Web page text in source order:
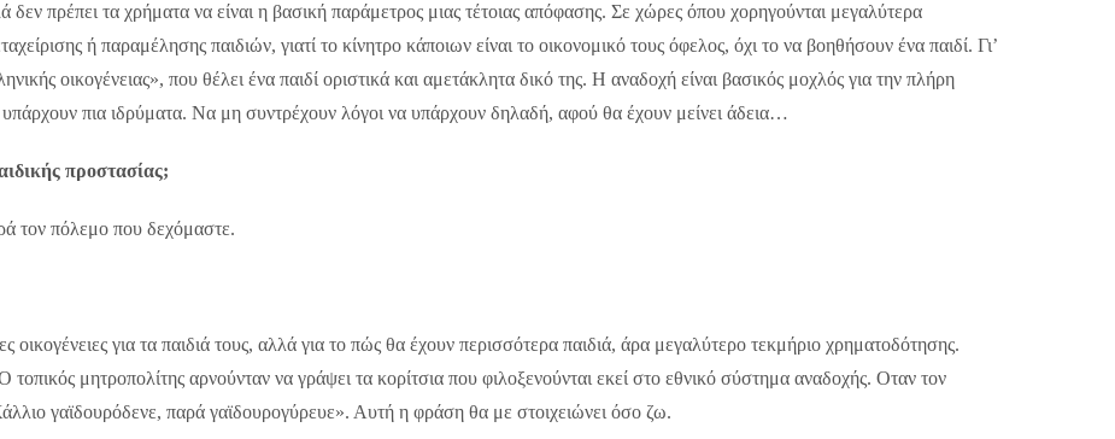
πρέπει τα χρήματα να είναι η βασική παράμετρος μιας τέτοιας απόφασης. Σε χώρες όπου χορηγούνται μεγαλύτερα
ή παραμέλησης παιδιών, γιατί το κίνητρο κάποιων είναι το οικονομικό τους όφελος, όχι το να βοηθήσουν ένα παιδί. Γι’
οικογένειας», που θέλει ένα παιδί οριστικά και αμετάκλητα δικό της. Η αναδοχή είναι βασικός μοχλός για την πλήρη
πια ιδρύματα. Να μη συντρέχουν λόγοι να υπάρχουν δηλαδή, αφού θα έχουν μείνει άδεια…
προστασίας;
τον πόλεμο που δεχόμαστε.
για τα παιδιά τους, αλλά για το πώς θα έχουν περισσότερα παιδιά, άρα μεγαλύτερο τεκμήριο χρηματοδότησης.
μητροπολίτης αρνούνταν να γράψει τα κορίτσια που φιλοξενούνται εκεί στο εθνικό σύστημα αναδοχής. Οταν τον
γαϊδουρόδενε, παρά γαϊδουρογύρευε». Αυτή η φράση θα με στοιχειώνει όσο ζω.